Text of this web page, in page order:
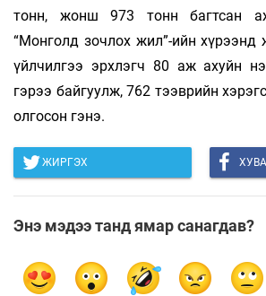
тонн, жонш 973 тонн багтсан
“Монголд зочлох жил”-ийн хүрээнд
үйлчилгээ эрхлэгч 80 аж ахуйн
гэрээ байгуулж, 762 тээврийн
олгосон гэнэ.
ЖИРГЭХ
Энэ мэдээ танд ямар санагдав?